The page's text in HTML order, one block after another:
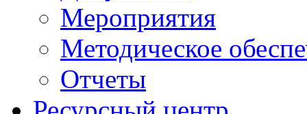
Мероприятия
Методическое
Отчеты